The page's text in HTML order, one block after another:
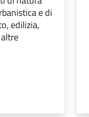
e di
edilizia,